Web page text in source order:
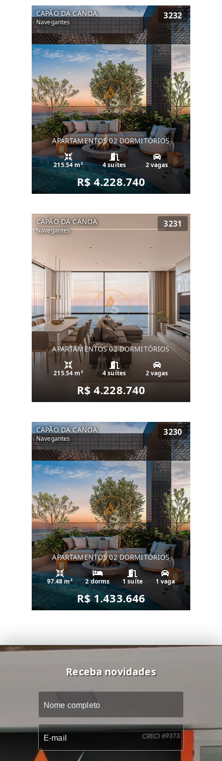
CAPÃO DA CANOA
Navegantes
3232
APARTAMENTOS 02 DORMITÓRIOS
215.54 m² 4 suítes 2 vagas
R$ 4.228.740
CAPÃO DA CANOA
Navegantes
3231
APARTAMENTOS 02 DORMITÓRIOS
215.54 m² 4 suítes 2 vagas
R$ 4.228.740
CAPÃO DA CANOA
Navegantes
3230
APARTAMENTOS 02 DORMITÓRIOS
97.48 m² 2 dorms 1 suíte 1 vaga
R$ 1.433.646
Receba novidades